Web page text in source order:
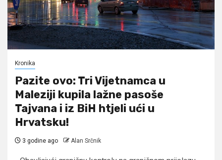
Kronika
Pazite ovo: Tri Vijetnamca u
Maleziji kupila lažne pasoše
Tajvana i iz BiH htjeli ući u
Hrvatsku!
3 godine ago Alan Srčnik